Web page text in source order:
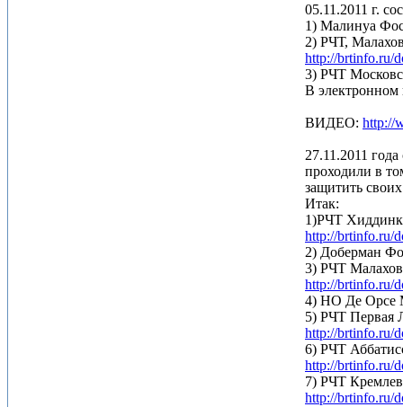
05.11.2011 г.
1) Малинуа
2) РЧТ,
http://brtinfo.ru/
3) РЧТ
В электронном
ВИДЕО: http://
27.11.2011
проходили в
защитить
Итак:
1)РЧТ Хиддинк
http://brtinfo.ru/
2) Доберман
3) РЧТ
http://brtinfo.ru/
4) НО Де Орсе
5) РЧТ Первая
http://brtinfo.ru/
6) РЧТ
http://brtinfo.ru/
7) РЧТ
http://brtinfo.ru/